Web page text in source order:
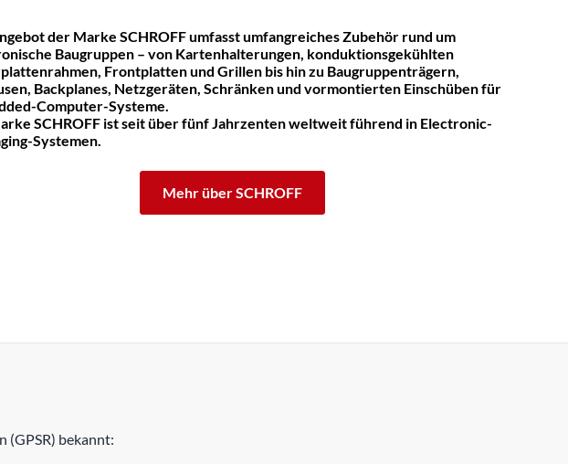
der Marke SCHROFF umfasst umfangreiches Zubehör rund um
Baugruppen – von Kartenhalterungen, konduktionsgekühlten
Frontplatten und Grillen bis hin zu Baugruppenträgern,
Backplanes, Netzgeräten, Schränken und vormontierten Einschüben für
Computer-Systeme.
SCHROFF ist seit über fünf Jahrzenten weltweit führend in Electronic-
Systemen.
Mehr über SCHROFF
(GPSR) bekannt: